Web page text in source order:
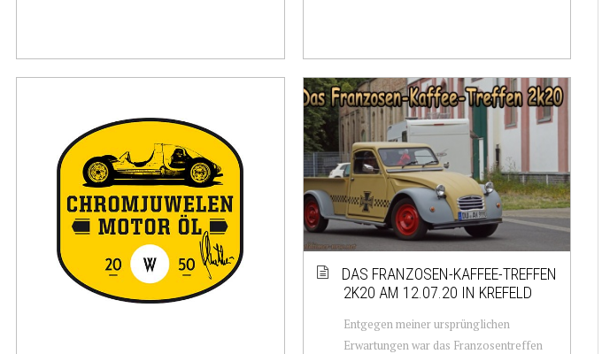
DAS FRANZOSEN-KAFFEE-TREFFEN
2K20 AM 12.07.20 IN KREFELD
Entgegen meiner ursprünglichen
Erwartungen war das Franzosentreffen